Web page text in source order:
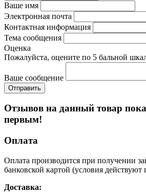
Ваше имя
Электронная почта
Контактная информация
Тема сообщения
Оценка
Пожалуйста, оцените по 5 бальной
Ваше сообщение
Отзывов на данный товар пока
первым!
Оплата
Оплата производится при получении
банковской картой (условия действуют
Доставка: